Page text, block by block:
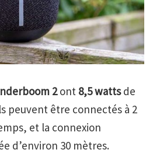
2ont 8,5 wattsde
peuvent être connectés à 2
et la connexion
d’environ 30 mètres.